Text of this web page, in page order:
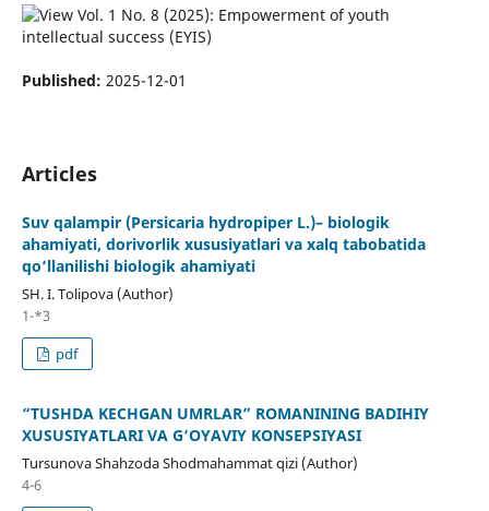
Published: 2025-12-01
Articles
Suv qalampir (Persicaria hydropiper L.)– biologik
ahamiyati, dorivorlik xususiyatlari va xalq tabobatida
qo‘llanilishi biologik ahamiyati
SH. I. Tolipova (Author)
1-*3
pdf
“TUSHDA KECHGAN UMRLAR” ROMANINING BADIHIY
XUSUSIYATLARI VA G‘OYAVIY KONSEPSIYASI
Tursunova Shahzoda Shodmahammat qizi (Author)
4-6